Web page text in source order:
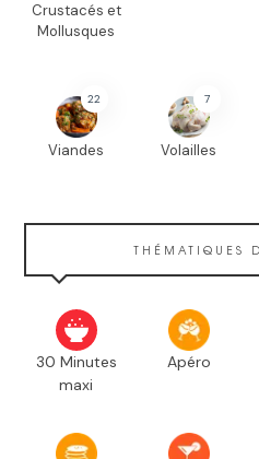
Crustacés et
Mollusques
22
Viandes
7
Volailles
THÉMATIQUES
30 Minutes
maxi
Apéro